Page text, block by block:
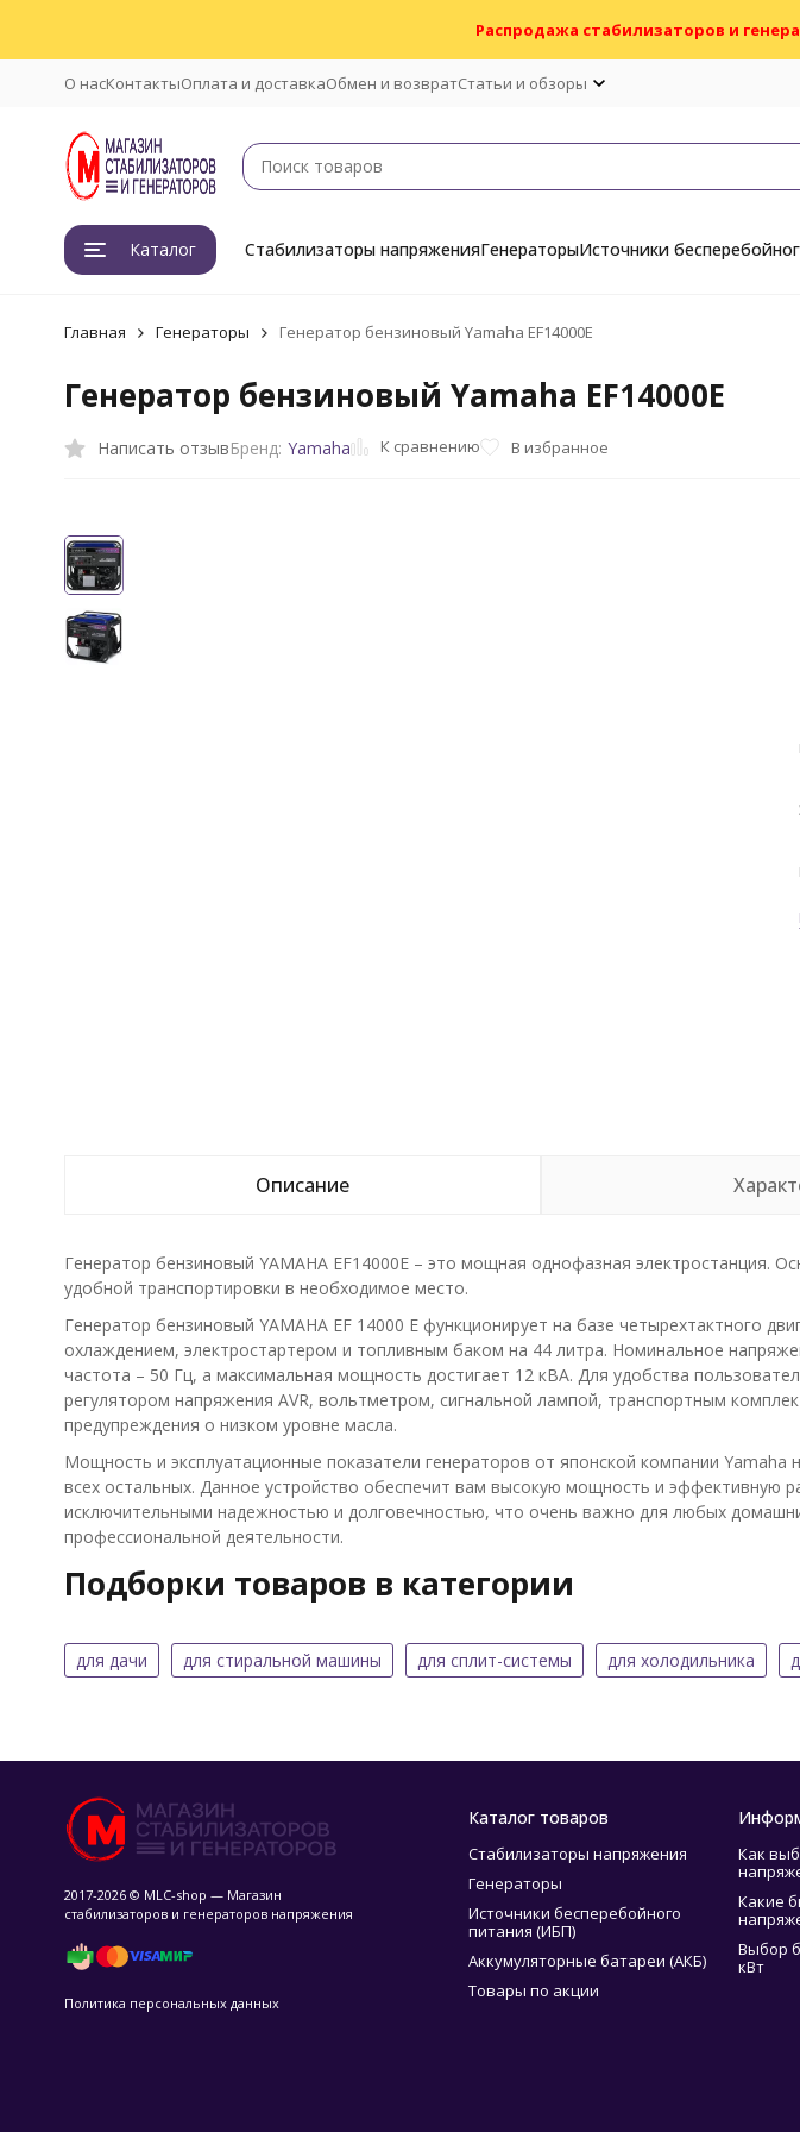
Распродажа стабилизаторов и
О насКонтактыОплата и доставкаОбмен и возвратСтатьи и обзоры
Каталог Стабилизаторы напряженияГенераторыИсточники
Главная Генераторы Генератор бензиновый Yamaha EF14000E
Генератор бензиновый Yamaha EF14000E
Написать отзывБренд: Yamaha К сравнению В избранное
Описание
Генератор бензиновый YAMAHA EF14000E – это мощная однофазная электростанция.
удобной транспортировки в необходимое место.
Генератор бензиновый YAMAHA EF 14000 E функционирует на базе четырехтактного
охлаждением, электростартером и топливным баком на 44 литра. Номинальное
частота – 50 Гц, а максимальная мощность достигает 12 кВА. Для удобства
регулятором напряжения AVR, вольтметром, сигнальной лампой, транспортным
предупреждения о низком уровне масла.
Мощность и эксплуатационные показатели генераторов от японской компании Yamaha
всех остальных. Данное устройство обеспечит вам высокую мощность и эффективную
исключительными надежностью и долговечностью, что очень важно для любых
профессиональной деятельности.
Подборки товаров в категории
для дачи для стиральной машины для сплит-системы для холодильника
2017-2026 © MLC-shop — Магазин
стабилизаторов и генераторов напряжения
Политика персональных данных
Каталог товаров
Стабилизаторы напряжения
Генераторы
Источники бесперебойного
питания (ИБП)
Аккумуляторные батареи (АКБ)
Товары по акции
Как
Какие
Выбор
кВт